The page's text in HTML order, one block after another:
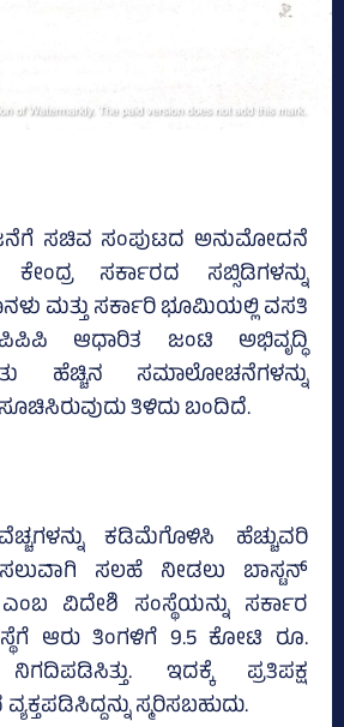
ಸಚಿವ ಸಂಪುಟದ ಅನುಮೋದನೆ
ಕೇಂದ್ರ ಸರ್ಕಾರದ ಸಬ್ಸಿಡಿಗಳನ್ನು
ಮತ್ತು ಸರ್ಕಾರಿ ಭೂಮಿಯಲ್ಲಿ ವಸತಿ
ಆಧಾರಿತ ಜಂಟಿ ಅಭಿವೃದ್ಧಿ
ಹೆಚ್ಚಿನ ಸಮಾಲೋಚನೆಗಳನ್ನು
ತಿಳಿದು ಬಂದಿದೆ.
ಕಡಿಮೆಗೊಳಿಸಿ ಹೆಚ್ಚುವರಿ
ಸಲಹೆ ನೀಡಲು ಬಾಸ್ಟನ್
ವಿದೇಶಿ ಸಂಸ್ಥೆಯನ್ನು ಸರ್ಕಾರ
ಆರು ತಿಂಗಳಿಗೆ 9.5 ಕೋಟಿ ರೂ.
ಇದಕ್ಕೆ ಪ್ರತಿಪಕ್ಷ
ಸ್ಮರಿಸಬಹುದು.